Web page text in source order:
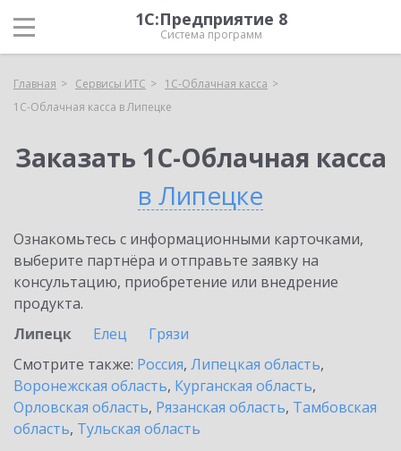
1С:Предприятие 8
Система программ
Главная Сервисы ИТС
1С-Облачная касса
1С-Облачная касса в Липецке
Заказать 1С-Облачная касса
в Липецке
Ознакомьтесь с информационными карточками,
выберите партнёра и отправьте заявку на
консультацию, приобретение или внедрение
продукта.
Липецк
Елец
Грязи
Смотрите также: Россия, Липецкая область,
Воронежская область, Курганская область,
Орловская область, Рязанская область, Тамбовская
область, Тульская область